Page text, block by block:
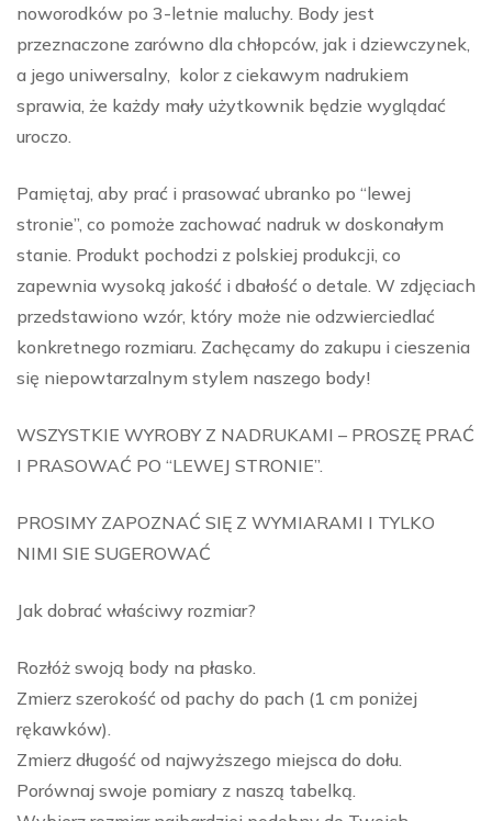
noworodków po 3-letnie maluchy. Body jest
przeznaczone zarówno dla chłopców, jak i dziewczynek,
a jego uniwersalny, kolor z ciekawym nadrukiem
sprawia, że każdy mały użytkownik będzie wyglądać
uroczo.
Pamiętaj, aby prać i prasować ubranko po “lewej
stronie”, co pomoże zachować nadruk w doskonałym
stanie. Produkt pochodzi z polskiej produkcji, co
zapewnia wysoką jakość i dbałość o detale. W zdjęciach
przedstawiono wzór, który może nie odzwierciedlać
konkretnego rozmiaru. Zachęcamy do zakupu i cieszenia
się niepowtarzalnym stylem naszego body!
WSZYSTKIE WYROBY Z NADRUKAMI – PROSZĘ PRAĆ
I PRASOWAĆ PO “LEWEJ STRONIE”.
PROSIMY ZAPOZNAĆ SIĘ Z WYMIARAMI I TYLKO
NIMI SIE SUGEROWAĆ
Jak dobrać właściwy rozmiar?
Rozłóż swoją body na płasko.
Zmierz szerokość od pachy do pach (1 cm poniżej
rękawków).
Zmierz długość od najwyższego miejsca do dołu.
Porównaj swoje pomiary z naszą tabelką.